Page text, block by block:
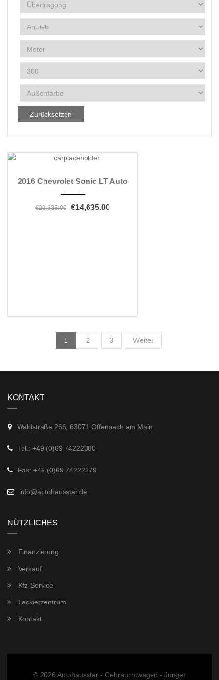
Zurücksetzen
2016 Chevrolet Sonic LT Auto
€20,635.00 €14,635.00
1 2 3 Weiter
KONTAKT
Waldstraße 266, 63071 Offenbach am Main
Tel.: +49 (0)69 74222380
Fax: +49 (0)69 74222379
info@autohausstar.de
NÜTZLICHES
Finanzierung
Verkauf
Kfz-Service
Lackierzentrum
Kontakt
© 2026 Autohausstar - Gebrauchtwagen - Junger